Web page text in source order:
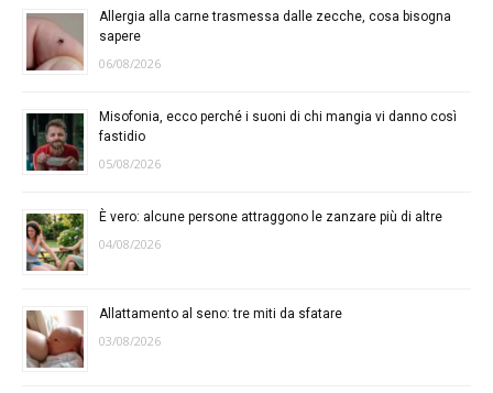
Allergia alla carne trasmessa dalle zecche, cosa bisogna
sapere
06/08/2026
Misofonia, ecco perché i suoni di chi mangia vi danno così
fastidio
05/08/2026
È vero: alcune persone attraggono le zanzare più di altre
04/08/2026
Allattamento al seno: tre miti da sfatare
03/08/2026